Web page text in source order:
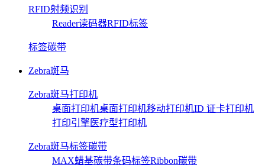
RFID射频识别
Reader读码器RFID标签
标签碳带
Zebra斑马
Zebra斑马打印机
桌面打印机桌面打印机移动打印机ID 证卡打印机
打印引擎医疗型打印机
Zebra斑马标签碳带
MAX蜡基碳带条码标签Ribbon碳带